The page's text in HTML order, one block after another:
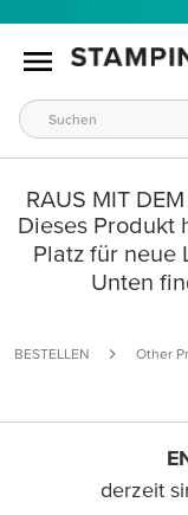
RAUS MIT
Dieses Produkt
Platz für neue
Unten
BESTELLEN Other
derzeit